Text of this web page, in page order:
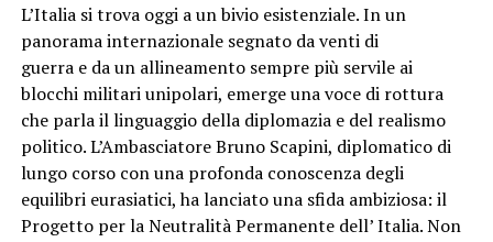
L’Italia si trova oggi a un bivio esistenziale. In un
panorama internazionale segnato da venti di
guerra e da un allineamento sempre più servile ai
blocchi militari unipolari, emerge una voce di rottura
che parla il linguaggio della diplomazia e del realismo
politico. L’Ambasciatore Bruno Scapini, diplomatico di
lungo corso con una profonda conoscenza degli
equilibri eurasiatici, ha lanciato una sfida ambiziosa: il
Progetto per la Neutralità Permanente dell’ Italia. Non